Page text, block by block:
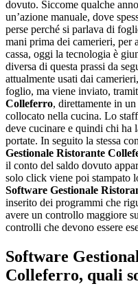
dovuto. Siccome qualche
un’azione manuale, dove
perse perché si parlava di
mani prima dei camerieri, per
cassa, oggi la tecnologia è
diversa di questa prassi da
attualmente usati dai
foglio, ma viene inviato,
Colleferro, direttamente in
collocato nella cucina. Lo
deve cucinare e quindi chi ha
portate. In seguito la stessa
Gestionale Ristorante
il conto del saldo dovuto
solo click viene poi stampato
Software Gestionale
inserito dei programmi che
avere un controllo maggiore
controlli che devono essere
Software
Colleferro, quali